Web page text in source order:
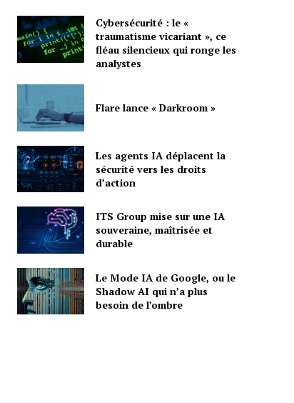
Cybersécurité : le «
traumatisme vicariant », ce
fléau silencieux qui ronge les
analystes
Flare lance « Darkroom »
Les agents IA déplacent la
sécurité vers les droits
d’action
ITS Group mise sur une IA
souveraine, maîtrisée et
durable
Le Mode IA de Google, ou le
Shadow AI qui n’a plus
besoin de l’ombre